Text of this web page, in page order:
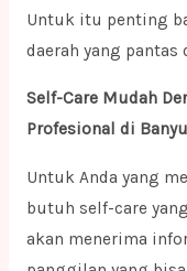
Untuk itu penting
daerah yang pantas
Self-Care Mudah
Profesional di
Untuk Anda yang
butuh self-care
akan menerima